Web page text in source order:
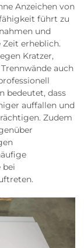
Anzeichen von
führt zu
und
erheblich.
Kratzer,
auch
bedeutet, dass
auffallen und
Zudem
bei